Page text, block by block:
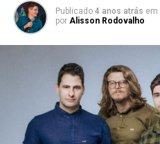
Publicado 4 anos atrás em
por Alisson Rodovalho